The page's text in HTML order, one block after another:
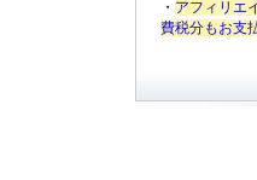
・ アフィリエ
費税分もお支